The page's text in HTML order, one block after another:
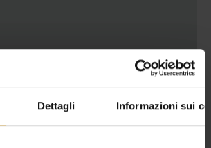
Dettagli Informazioni sui